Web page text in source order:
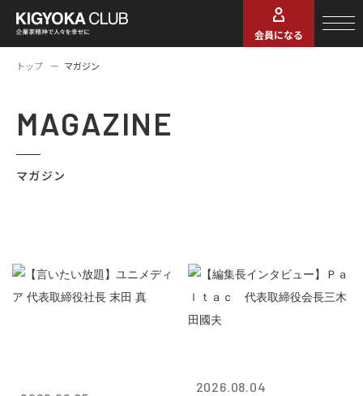
会員になる
トップ マガジン
MAGAZINE
マガジン
2026.08.04